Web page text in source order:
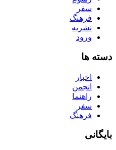
سفر
فرهنگ
نشریه
ورود
دسته ها
اخبار
انجمن
راهنما
سفر
فرهنگ
بایگانی